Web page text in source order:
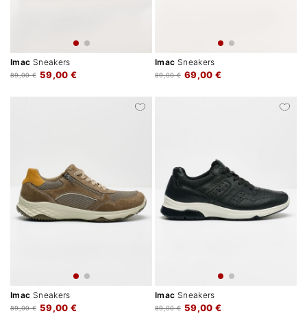
Imac Sneakers
59,00 €
89,00 €
Imac Sneakers
69,00 €
89,00 €
Imac Sneakers
59,00 €
89,00 €
Imac Sneakers
59,00 €
89,00 €